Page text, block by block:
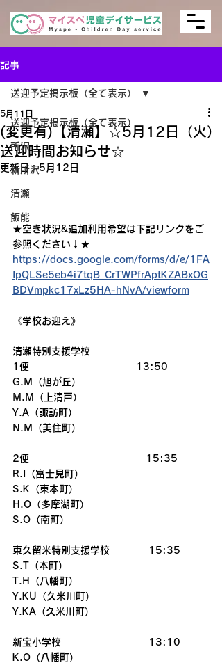
記事
送迎予定掲示板（全て表示）
所沢
新所沢
清瀬
飯能
送迎予定掲示板（全て表示）
(変更有)【清瀬】☆5月12日（火）
送迎時間お知らせ☆
5月11日
更新日：5月12日
★空き状況&追加利用希望は下記リンクをご
参照ください↓★
https://docs.google.com/forms/d/e/1FA
IpQLSe5eb4i7tqB_CrTWPfrAptKZABxOG
BDVmpkc17xLz5HA-hNvA/viewform
《学校お迎え》
清瀬特別支援学校
1便　　　　　　　　　　　13:50
G.M（旭が丘）
M.M（上清戸）
Y.A（諏訪町）
N.M（美住町）
2便　　　　　　　　　　　　15:35
R.I（富士見町）
S.K（東本町）
H.O（多摩湖町）
S.O（南町）
東久留米特別支援学校　　　　15:35
S.T（本町）
T.H（八幡町）
Y.KU（久米川町）
Y.KA（久米川町）
新宝小学校　　　　　　　　　13:10
K.O（八幡町）